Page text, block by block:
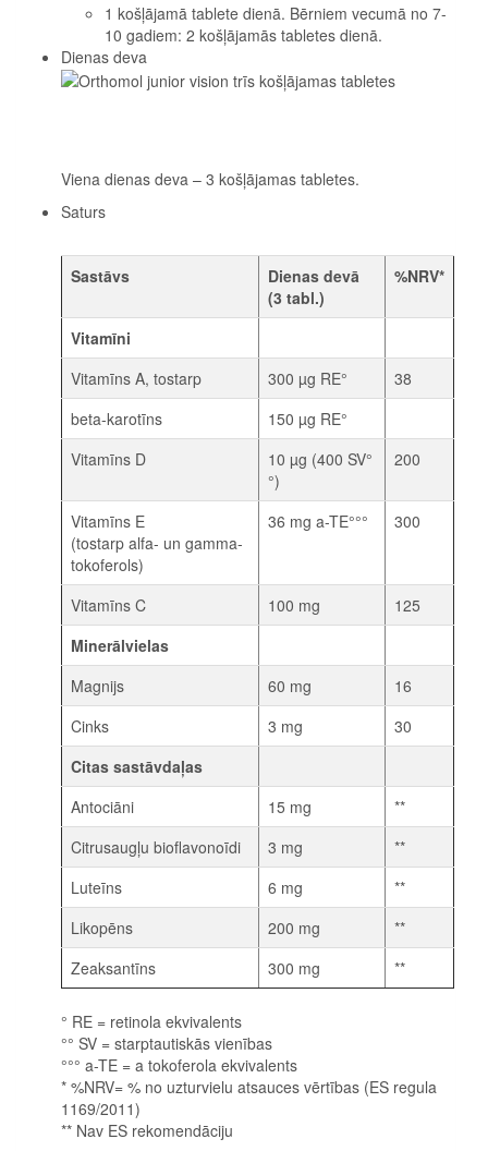
1 košļājamā tablete dienā. Bērniem vecumā no 7-
10 gadiem: 2 košļājamās tabletes dienā.
Dienas deva
Viena dienas deva – 3 košļājamas tabletes.
Saturs
Sastāvs
Dienas devā
(3 tabl.)
%NRV*
Vitamīni
Vitamīns A, tostarp
300 µg RE°
38
beta-karotīns
150 µg RE°
Vitamīns D
10 µg (400 SV°
°)
200
Vitamīns E
(tostarp alfa- un gamma-
tokoferols)
36 mg a-TE°°° 300
Vitamīns C 100 mg
125
Minerālvielas
Magnijs
60 mg
16
Cinks
3 mg
30
Citas sastāvdaļas
Antociāni
15 mg
**
Citrusaugļu bioflavonoīdi
3 mg
**
Luteīns
6 mg
**
Likopēns
200 mg
**
Zeaksantīns
300 mg **
° RE = retinola ekvivalents
°° SV = starptautiskās vienības
°°° a-TE = a tokoferola ekvivalents
* %NRV= % no uzturvielu atsauces vērtības (ES regula
1169/2011)
** Nav ES rekomendāciju